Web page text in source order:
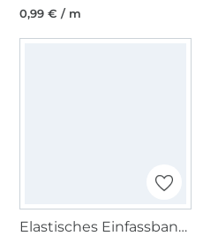
0,99 € / m
Elastisches Einfassband matt, aqua